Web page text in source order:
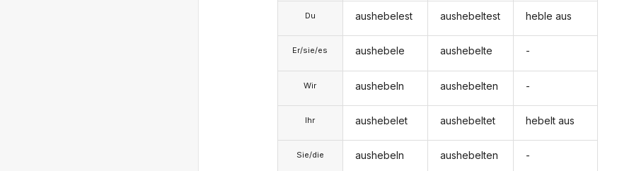
Du
Er/sie/es
Wir
Ihr
Sie/die
aushebelest
aushebele
aushebeln
aushebelet
aushebeln
aushebeltest
aushebelte
aushebelten
aushebeltet
aushebelten
heble aus
-
-
hebelt aus
-